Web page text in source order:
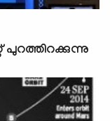
പുറത്തിറക്കുന്നു